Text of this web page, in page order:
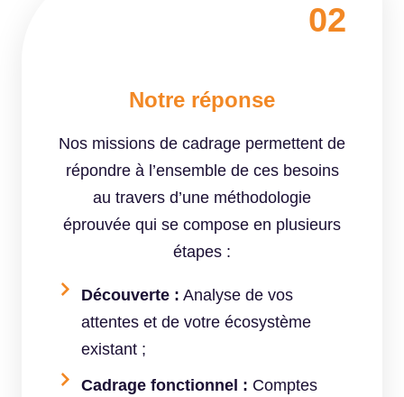
02
Notre réponse
Nos missions de cadrage permettent de
répondre à l’ensemble de ces besoins
au travers d’une méthodologie
éprouvée qui se compose en plusieurs
étapes :
Découverte : Analyse de vos
attentes et de votre écosystème
existant ;
Cadrage fonctionnel : Comptes